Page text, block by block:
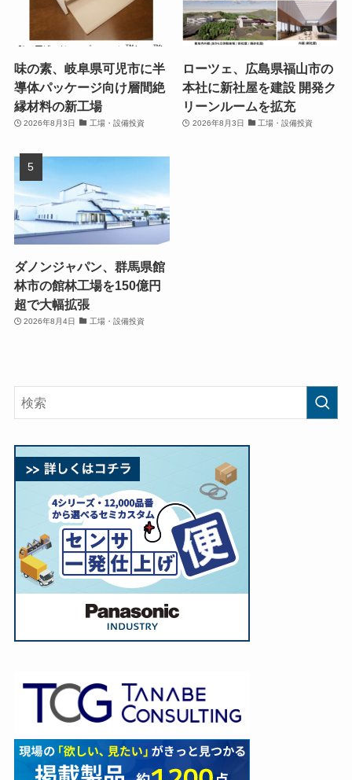
味の素、岐阜県可児市に半
導体パッケージ向け層間絶
縁材料の新工場
2026年8月3日 工場・設備投資
ローツェ、広島県福山市の
本社に新社屋を建設 開発ク
リーンルームを拡充
2026年8月3日 工場・設備投資
ダノンジャパン、群馬県館
林市の館林工場を150億円
超で大幅拡張
2026年8月4日 工場・設備投資